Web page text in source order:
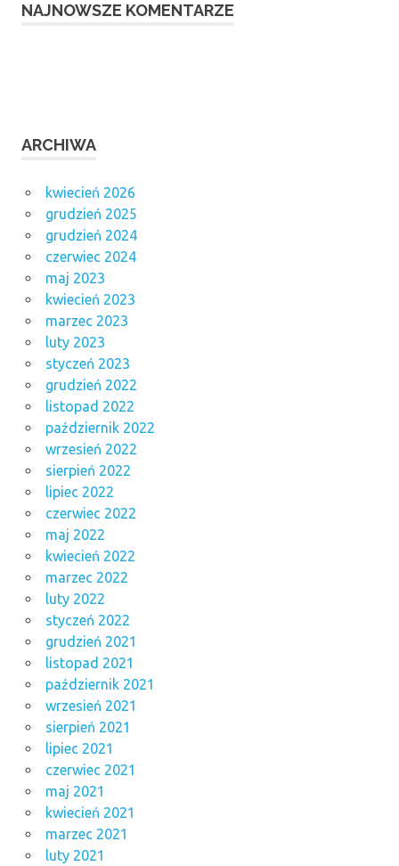
NAJNOWSZE KOMENTARZE
ARCHIWA
kwiecień 2026
grudzień 2025
grudzień 2024
czerwiec 2024
maj 2023
kwiecień 2023
marzec 2023
luty 2023
styczeń 2023
grudzień 2022
listopad 2022
październik 2022
wrzesień 2022
sierpień 2022
lipiec 2022
czerwiec 2022
maj 2022
kwiecień 2022
marzec 2022
luty 2022
styczeń 2022
grudzień 2021
listopad 2021
październik 2021
wrzesień 2021
sierpień 2021
lipiec 2021
czerwiec 2021
maj 2021
kwiecień 2021
marzec 2021
luty 2021